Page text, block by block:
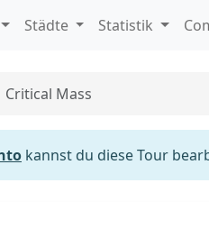
Städte Statistik
Critical Mass
kannst du diese Tour